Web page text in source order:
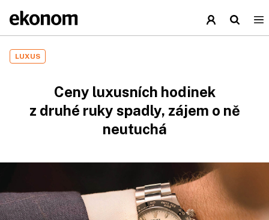
LUXUS
Ceny luxusních hodinek
z druhé ruky spadly, zájem o ně
neutuchá